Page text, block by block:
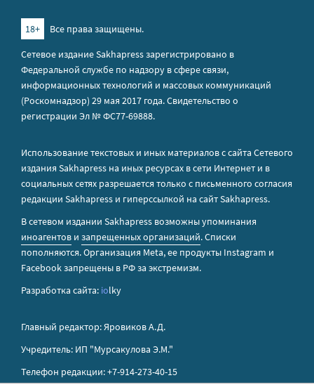
18+
Все права защищены.
Сетевое издание Sakhapress зарегистрировано в
Федеральной службе по надзору в сфере связи,
информационных технологий и массовых коммуникаций
(Роскомнадзор) 29 мая 2017 года. Свидетельство о
регистрации Эл № ФС77-69888.
Использование текстовых и иных материалов с сайта Сетевого
издания Sakhapress на иных ресурсах в сети Интернет и в
социальных сетях разрешается только с письменного согласия
редакции Sakhapress и гиперссылкой на сайт Sakhapress.
В сетевом издании Sakhapress возможны упоминания
иноагентов и запрещенных организаций. Списки
пополняются. Организация Metа, ее продукты Instagram и
Facebook запрещены в РФ за экстремизм.
Разработка сайта: iolky
Главный редактор: Яровиков А.Д.
Учредитель: ИП "Мурсакулова Э.М."
Телефон редакции: +7-914-273-40-15